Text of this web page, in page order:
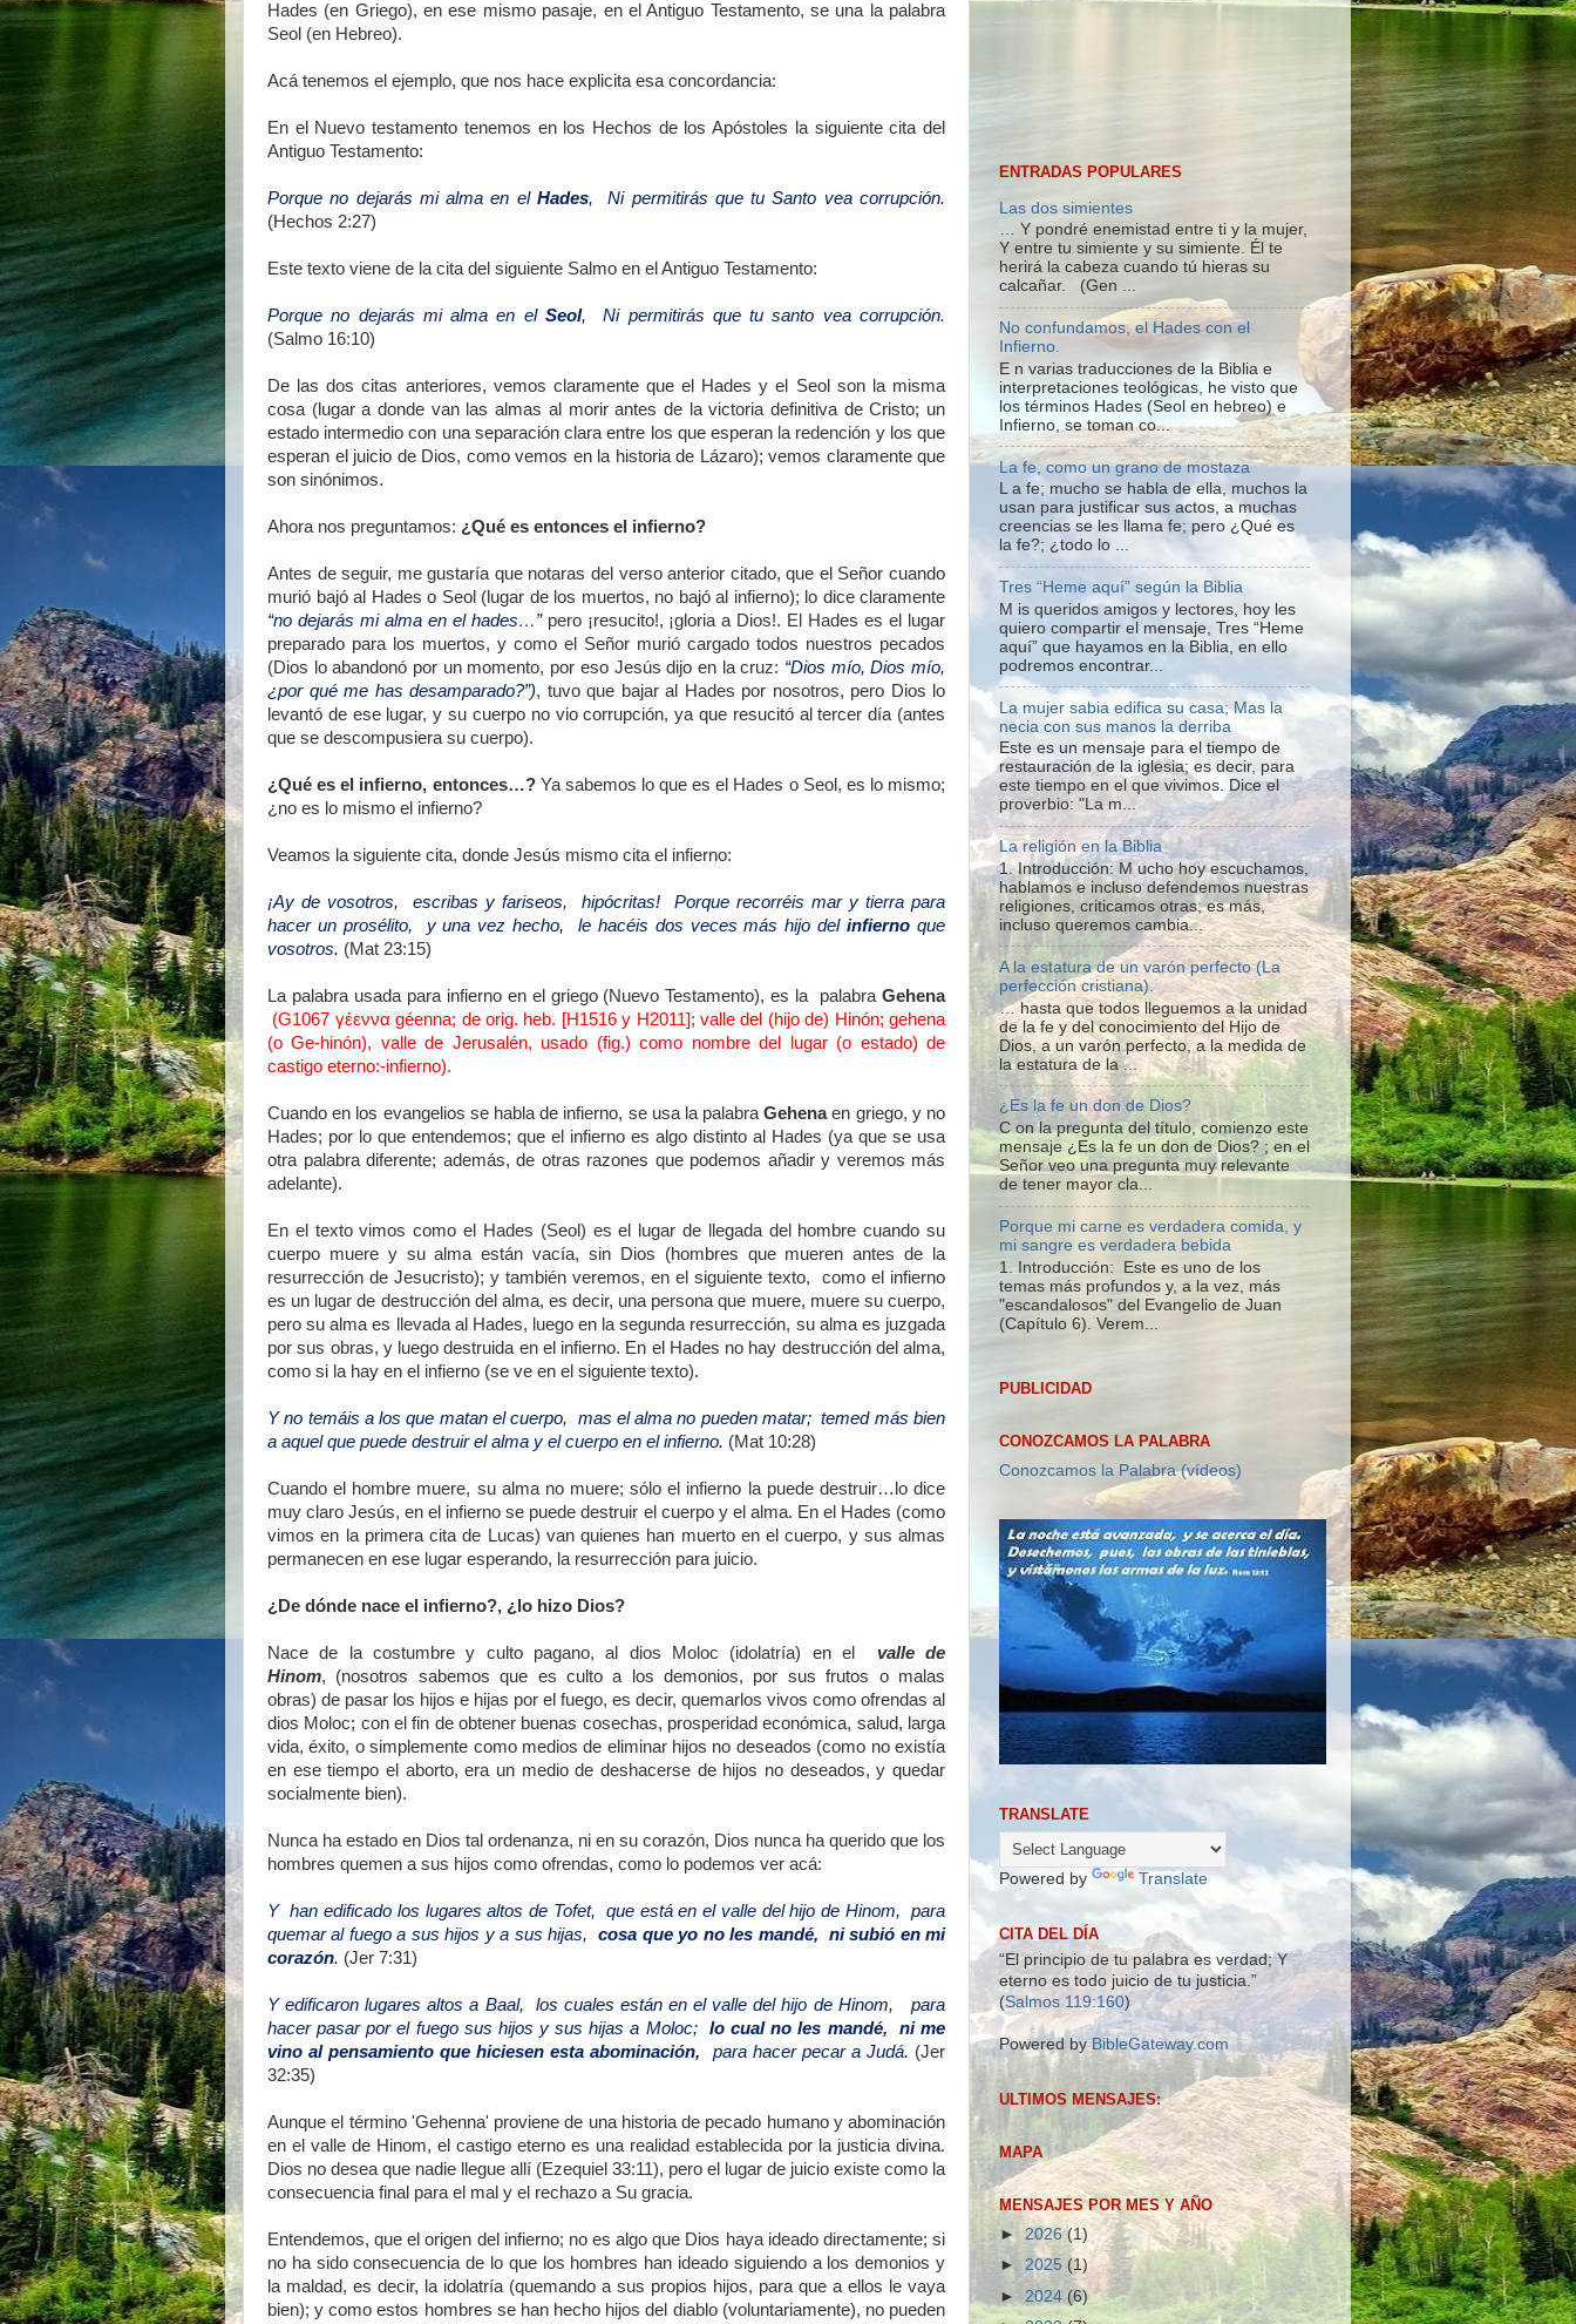
Hades (en Griego), en ese mismo pasaje, en el Antiguo Testamento, se una la palabra
Seol (en Hebreo).
Acá tenemos el ejemplo, que nos hace explicita esa concordancia:
En el Nuevo testamento tenemos en los Hechos de los Apóstoles la siguiente cita del
Antiguo Testamento:
Porque no dejarás mi alma en el Hades, Ni permitirás que tu Santo vea corrupción.
(Hechos 2:27)
Este texto viene de la cita del siguiente Salmo en el Antiguo Testamento:
Porque no dejarás mi alma en el Seol, Ni permitirás que tu santo vea corrupción.
(Salmo 16:10)
De las dos citas anteriores, vemos claramente que el Hades y el Seol son la misma
cosa (lugar a donde van las almas al morir antes de la victoria definitiva de Cristo; un
estado intermedio con una separación clara entre los que esperan la redención y los que
esperan el juicio de Dios, como vemos en la historia de Lázaro); vemos claramente que
son sinónimos.
Ahora nos preguntamos: ¿Qué es entonces el infierno?
Antes de seguir, me gustaría que notaras del verso anterior citado, que el Señor cuando
murió bajó al Hades o Seol (lugar de los muertos, no bajó al infierno); lo dice claramente
“no dejarás mi alma en el hades…”pero ¡resucito!, ¡gloria a Dios!. El Hades es el lugar
preparado para los muertos, y como el Señor murió cargado todos nuestros pecados
(Dios lo abandonó por un momento, por eso Jesús dijo en la cruz: “Dios mío, Dios mío,
¿por qué me has desamparado?”), tuvo que bajar al Hades por nosotros, pero Dios lo
levantó de ese lugar, y su cuerpo no vio corrupción, ya que resucitó al tercer día (antes
que se descompusiera su cuerpo).
¿Qué es el infierno, entonces…? Ya sabemos lo que es el Hades o Seol, es lo mismo;
¿no es lo mismo el infierno?
Veamos la siguiente cita, donde Jesús mismo cita el infierno:
¡Ay de vosotros, escribas y fariseos, hipócritas! Porque recorréis mar y tierra para
hacer un prosélito, y una vez hecho, le hacéis dos veces más hijo delinfiernoque
vosotros. (Mat 23:15)
La palabra usada para infierno en el griego (Nuevo Testamento), es la palabra Gehena
(G1067 γέεννα géenna; de orig. heb. [H1516 y H2011]; valle del (hijo de) Hinón; gehena
(o Ge-hinón), valle de Jerusalén, usado (fig.) como nombre del lugar (o estado) de
castigo eterno:-infierno).
Cuando en los evangelios se habla de infierno, se usa la palabraGehenaen griego, y no
Hades; por lo que entendemos; que el infierno es algo distinto al Hades (ya que se usa
otra palabra diferente; además, de otras razones que podemos añadir y veremos más
adelante).
En el texto vimos como el Hades (Seol) es el lugar de llegada del hombre cuando su
cuerpo muere y su alma están vacía, sin Dios (hombres que mueren antes de la
resurrección de Jesucristo); y también veremos, en el siguiente texto, como el infierno
es un lugar de destrucción del alma, es decir, una persona que muere, muere su cuerpo,
pero su alma es llevada al Hades, luego en la segunda resurrección, su alma es juzgada
por sus obras, y luego destruida en el infierno. En el Hades no hay destrucción del alma,
como si la hay en el infierno (se ve en el siguiente texto).
Y no temáis a los que matan el cuerpo, mas el alma no pueden matar; temed más bien
a aquel que puede destruir el alma y el cuerpo en el infierno. (Mat 10:28)
Cuando el hombre muere, su alma no muere; sólo el infierno la puede destruir…lo dice
muy claro Jesús, en el infierno se puede destruir el cuerpo y el alma. En el Hades (como
vimos en la primera cita de Lucas) van quienes han muerto en el cuerpo, y sus almas
permanecen en ese lugar esperando, la resurrección para juicio.
¿De dónde nace el infierno?, ¿lo hizo Dios?
Nace de la costumbre y culto pagano, al dios Moloc (idolatría) en el valle de
Hinom, (nosotros sabemos que es culto a los demonios, por sus frutos o malas
obras) de pasar los hijos e hijas por el fuego, es decir, quemarlos vivos como ofrendas al
dios Moloc; con el fin de obtener buenas cosechas, prosperidad económica, salud, larga
vida, éxito, o simplemente como medios de eliminar hijos no deseados (como no existía
en ese tiempo el aborto, era un medio de deshacerse de hijos no deseados, y quedar
socialmente bien).
Nunca ha estado en Dios tal ordenanza, ni en su corazón, Dios nunca ha querido que los
hombres quemen a sus hijos como ofrendas, como lo podemos ver acá:
Y han edificado los lugares altos de Tofet, que está en el valle del hijo de Hinom, para
quemar al fuego a sus hijos y a sus hijas,cosa que yo no les mandé, ni subió en mi
corazón. (Jer 7:31)
Y edificaron lugares altos a Baal, los cuales están en el valle del hijo de Hinom, para
hacer pasar por el fuego sus hijos y sus hijas a Moloc; lo cual no les mandé, ni me
vino al pensamiento que hiciesen esta abominación, para hacer pecar a Judá. (Jer
32:35)
Aunque el término 'Gehenna' proviene de una historia de pecado humano y abominación
en el valle de Hinom, el castigo eterno es una realidad establecida por la justicia divina.
Dios no desea que nadie llegue allí (Ezequiel 33:11), pero el lugar de juicio existe como la
consecuencia final para el mal y el rechazo a Su gracia.
Entendemos, que el origen del infierno; no es algo que Dios haya ideado directamente; si
no ha sido consecuencia de lo que los hombres han ideado siguiendo a los demonios y
la maldad, es decir, la idolatría (quemando a sus propios hijos, para que a ellos le vaya
bien); y como estos hombres se han hecho hijos del diablo (voluntariamente), no pueden
ENTRADAS POPULARES
Las dos simientes
… Y pondré enemistad entre ti y la mujer,
Y entre tu simiente y su simiente. Él te
herirá la cabeza cuando tú hieras su
calcañar. (Gen ...
No confundamos, el Hades con el
Infierno.
E n varias traducciones de la Biblia e
interpretaciones teológicas, he visto que
los términos Hades (Seol en hebreo) e
Infierno, se toman co...
La fe, como un grano de mostaza
L a fe; mucho se habla de ella, muchos la
usan para justificar sus actos, a muchas
creencias se les llama fe; pero ¿Qué es
la fe?; ¿todo lo ...
Tres “Heme aquí” según la Biblia
M is queridos amigos y lectores, hoy les
quiero compartir el mensaje, Tres “Heme
aquí” que hayamos en la Biblia, en ello
podremos encontrar...
La mujer sabia edifica su casa; Mas la
necia con sus manos la derriba
Este es un mensaje para el tiempo de
restauración de la iglesia; es decir, para
este tiempo en el que vivimos. Dice el
proverbio: "La m...
La religión en la Biblia
1. Introducción: M ucho hoy escuchamos,
hablamos e incluso defendemos nuestras
religiones, criticamos otras; es más,
incluso queremos cambia...
A la estatura de un varón perfecto (La
perfección cristiana).
… hasta que todos lleguemos a la unidad
de la fe y del conocimiento del Hijo de
Dios, a un varón perfecto, a la medida de
la estatura de la ...
¿Es la fe un don de Dios?
C on la pregunta del título, comienzo este
mensaje ¿Es la fe un don de Dios? ; en el
Señor veo una pregunta muy relevante
de tener mayor cla...
Porque mi carne es verdadera comida, y
mi sangre es verdadera bebida
1. Introducción: Este es uno de los
temas más profundos y, a la vez, más
"escandalosos" del Evangelio de Juan
(Capítulo 6). Verem...
PUBLICIDAD
CONOZCAMOS LA PALABRA
Conozcamos la Palabra (vídeos)
TRANSLATE
Powered by Translate
CITA DEL DÍA
“El principio de tu palabra es verdad; Y
eterno es todo juicio de tu justicia.”
(Salmos 119:160)
Powered by BibleGateway.com
ULTIMOS MENSAJES:
MAPA
MENSAJES POR MES Y AÑO
► 2026(1)
► 2025 (1)
► 2024 (6)